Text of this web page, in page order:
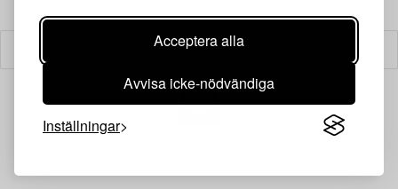
Acceptera alla
Avvisa icke-nödvändiga
Inställningar
Filter